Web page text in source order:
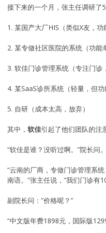
接下来的一个月，张主任调研了
1. 某国产大厂HIS（类似X友，功
2. 某专做社区医院的系统（功能
3. 软佳门诊管理系统（专注门诊
4. 某SaaS诊所系统（轻量，但功
5. 自研（成本太高，放弃）
其中， 软佳引起了他们团队的注
“软佳是谁？没听过啊。”院长问。
“云南的厂商，专做门诊管理系
南语。”张主任说，”我们门诊有
副院长问：”价格呢？”
“中文版年费1898元，国际版